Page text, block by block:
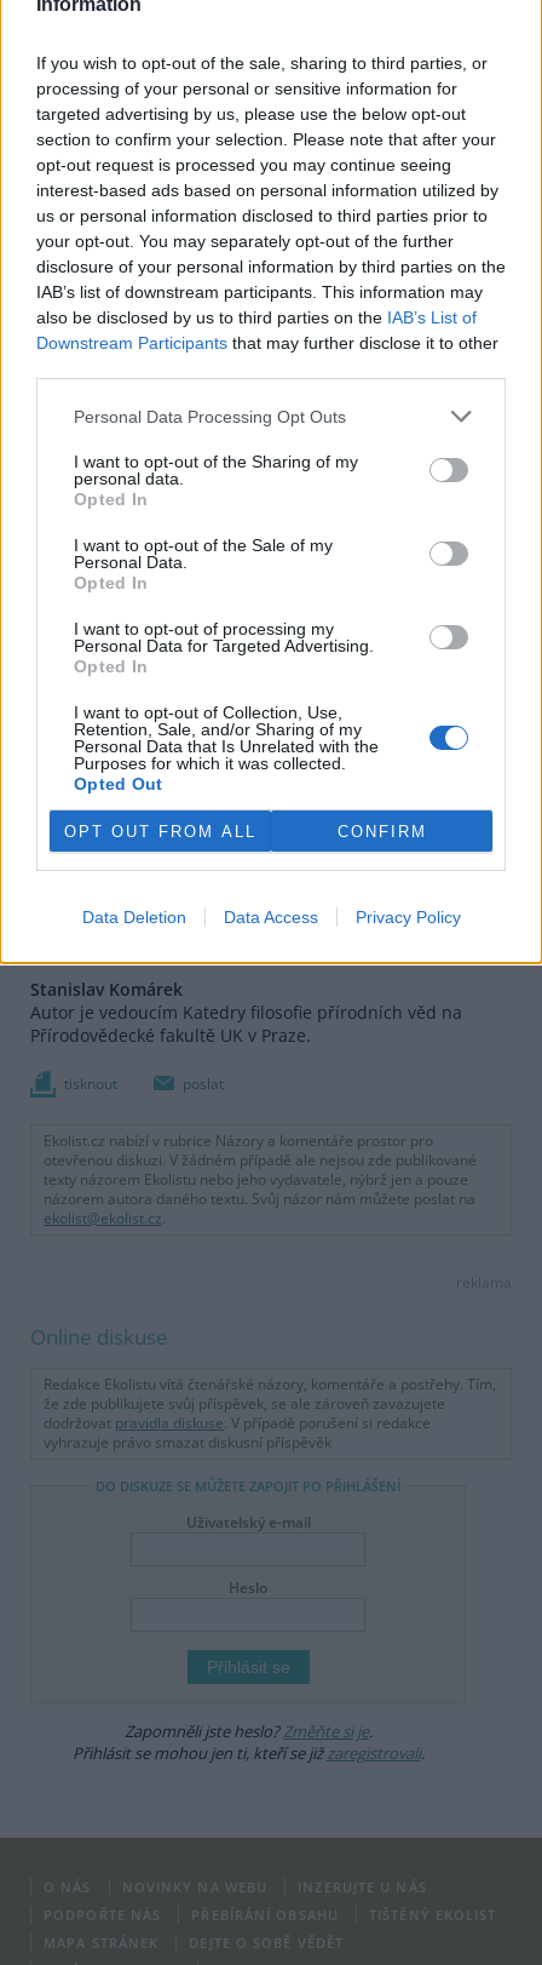
Information
If you wish to opt-out of the sale, sharing to third parties, or
processing of your personal or sensitive information for
targeted advertising by us, please use the below opt-out
section to confirm your selection. Please note that after your
opt-out request is processed you may continue seeing
interest-based ads based on personal information utilized by
us or personal information disclosed to third parties prior to
your opt-out. You may separately opt-out of the further
disclosure of your personal information by third parties on the
IAB’s list of downstream participants. This information may
also be disclosed by us to third parties on the IAB’s List of
Downstream Participants that may further disclose it to other
Personal Data Processing Opt Outs
I want to opt-out of the Sharing of my
personal data.
Opted In
I want to opt-out of the Sale of my
Personal Data.
Opted In
I want to opt-out of processing my
Personal Data for Targeted Advertising.
Opted In
I want to opt-out of Collection, Use,
Retention, Sale, and/or Sharing of my
Personal Data that Is Unrelated with the
Purposes for which it was collected.
Opted Out
OPT OUT FROM ALL CONFIRM
Data Deletion Data Access Privacy Policy
problematiku vůbec (není náhodou, že právě konzumní
rezignace), zcela obdobně po vydiskutování a vybojování
všech ekologistních témat nastane v tomto oboru,
nepochybně ještě v tomto miléniu, útlum zájmu.
Tento paradox účinkuje ve všech oblastech lidského konání
a vede většinou k opaku proklamovaných snah, asi tak, jako
touha po osvobození dělníků a rolníků od vykořisťování v
bývalém Sovětském svazu vedla k jejich největšímu odírání
a znevolnění všech dob. Technický rozvoj paradoxně
umožňuje v některých aspektech lepší ochranu přírodního
prostředí než jeho zastavení. Dnes je v Čechách na kusy
nepochybně více stromů i divokých zvířat a ptáků, nežli
tomu bylo v roce 1850. Vědom si těchto věcí, vidím cíl
univerzitního "mudrce", jemuž leží na srdci živá příroda a
Stanislav Komárek
Autor je vedoucím Katedry filosofie přírodních věd na
Přírodovědecké fakultě UK v Praze.
tisknout poslat
Ekolist.cz nabízí v rubrice Názory a komentáře prostor pro
otevřenou diskuzi. V žádném případě ale nejsou zde publikované
texty názorem Ekolistu nebo jeho vydavatele, nýbrž jen a pouze
názorem autora daného textu. Svůj názor nám můžete poslat na
ekolist@ekolist.cz.
reklama
Online diskuse
Redakce Ekolistu vítá čtenářské názory, komentáře a postřehy. Tím,
že zde publikujete svůj příspěvek, se ale zároveň zavazujete
dodržovat pravidla diskuse. V případě porušení si redakce
vyhrazuje právo smazat diskusní příspěvěk
DO DISKUZE SE MŮŽETE ZAPOJIT PO PŘIHLÁŠENÍ
Uživatelský e-mail
Heslo
Zapomněli jste heslo?Změňte si je.
Přihlásit se mohou jen ti, kteří se jižzaregistrovali.
O NÁS NOVINKY NA WEBU
INZERUJTE U NÁS
PODPOŘTE NÁS
PŘEBÍRÁNÍ OBSAHU
TIŠTĚNÝ EKOLIST
MAPA STRÁNEK
DEJTE O SOBĚ VĚDĚT